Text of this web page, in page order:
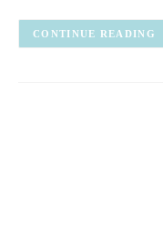
CONTINUE READING